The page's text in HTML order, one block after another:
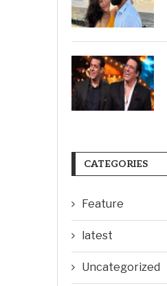
CATEGORIES
Feature
latest
Uncategorized